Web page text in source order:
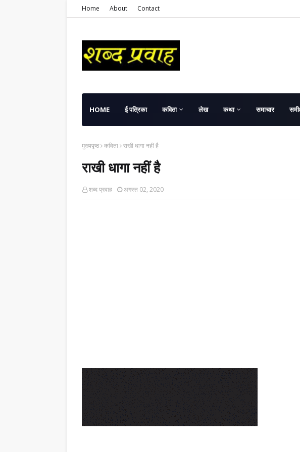
Home About Contact
HOME ई पत्रिका कविता लेख कथा समाचार
मुख्यपृष्ठ कविता राखी धागा नहीं है
राखी धागा नहीं है
शब्द प्रवाह अगस्त 02, 2020